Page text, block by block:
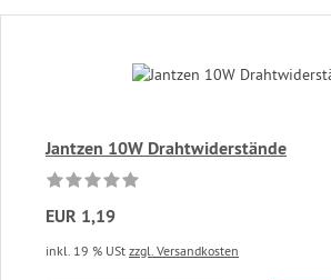
Jantzen 10W Drahtwiderstände
EUR 1,19
inkl. 19 % USt zzgl. Versandkosten